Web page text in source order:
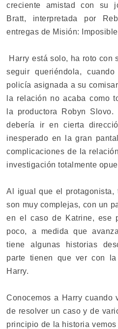
creciente amistad con su
Bratt, interpretada por
entregas de Misión:
Harry está solo, ha roto con
seguir queriéndola,
policía asignada a su
la relación no acaba como
la productora Robyn
debería ir en cierta
inesperado en la gran
complicaciones de la
investigación totalmente
Al igual que el protagonista,
son muy complejas, con un
en el caso de Katrine, ese
poco, a medida que
tiene algunas historias
parte tienen que ver con
Harry.
Conocemos a Harry cuando
de resolver un caso y de
principio de la historia